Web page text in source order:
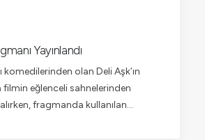
Yayınlandı
komedilerinden olan Deli Aşk’ın
eğlenceli sahnelerinden
fragmanda kullanılan…